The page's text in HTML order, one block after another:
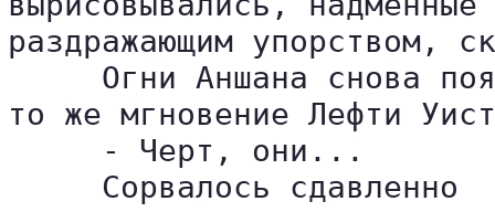
раздражающим упорством,
Огни Аншана снова
то же мгновение Лефти
     - Черт, они...
Сорвалось сдавленно